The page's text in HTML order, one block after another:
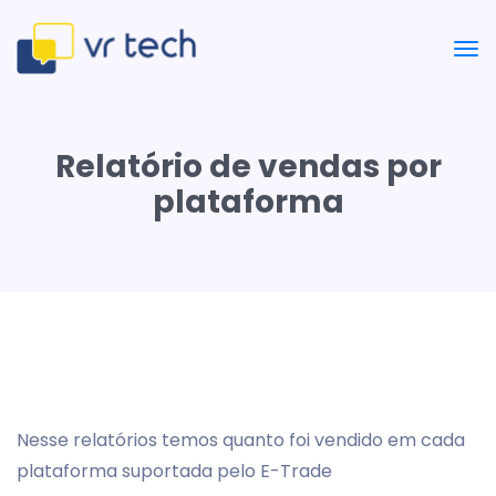
Relatório de vendas por
plataforma
Nesse relatórios temos quanto foi vendido em cada
plataforma suportada pelo E-Trade